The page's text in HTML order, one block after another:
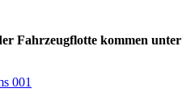
Fahrzeugflotte kommen unter